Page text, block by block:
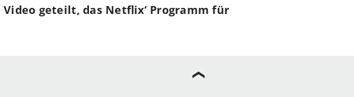
geteilt, das Netflix‘ Programm für